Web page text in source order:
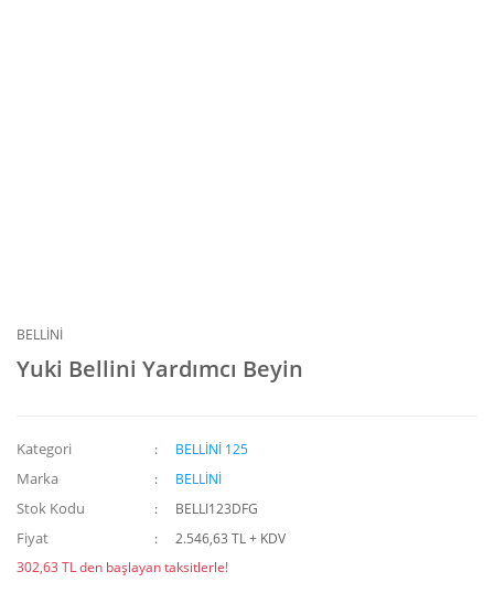
BELLİNİ
Yuki Bellini Yardımcı Beyin
Kategori BELLİNİ 125
Marka BELLİNİ
Stok Kodu BELLI123DFG
Fiyat
2.546,63 TL + KDV
302,63 TL den başlayan taksitlerle!